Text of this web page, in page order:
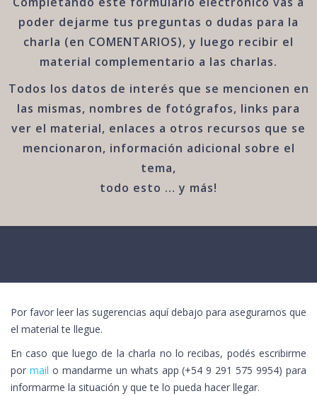
poder dejarme tus preguntas o dudas para la
charla (en COMENTARIOS), y luego recibir el
material complementario a las charlas.
Todos los datos de interés que se mencionen en
las mismas, nombres de fotógrafos, links para
ver el material, enlaces a otros recursos que se
mencionaron, información adicional sobre el
tema,
todo esto … y más!
Por favor leer las sugerencias aquí debajo para asegurarnos que
el material te llegue.
En caso que luego de la charla no lo recibas, podés escribirme
por mail o mandarme un whats app (+54 9 291 575 9954) para
informarme la situación y que te lo pueda hacer llegar.